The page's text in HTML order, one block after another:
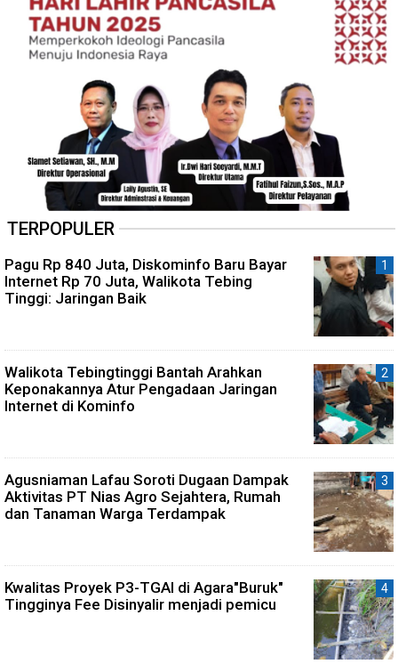
TERPOPULER
Pagu Rp 840 Juta, Diskominfo Baru Bayar
Internet Rp 70 Juta, Walikota Tebing
Tinggi: Jaringan Baik
Walikota Tebingtinggi Bantah Arahkan
Keponakannya Atur Pengadaan Jaringan
Internet di Kominfo
Agusniaman Lafau Soroti Dugaan Dampak
Aktivitas PT Nias Agro Sejahtera, Rumah
dan Tanaman Warga Terdampak
Kwalitas Proyek P3-TGAI di Agara"Buruk"
Tingginya Fee Disinyalir menjadi pemicu